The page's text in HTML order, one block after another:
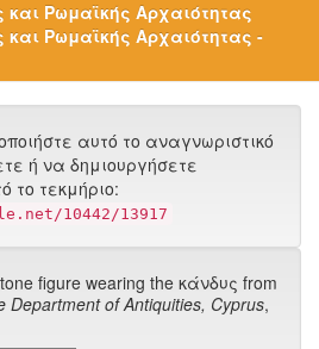
Ρωμαϊκής Αρχαιότητας
Ρωμαϊκής Αρχαιότητας -
αυτό το αναγνωριστικό
ή να δημιουργήσετε
το τεκμήριο:
10442/13917
figure wearing the κάνδυς from
Department of Antiquities, Cyprus,